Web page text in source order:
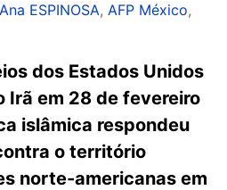
Ana ESPINOSA, AFP México,
dos Estados Unidos
Irã em 28 de fevereiro
islâmica respondeu
o território
norte-americanas em